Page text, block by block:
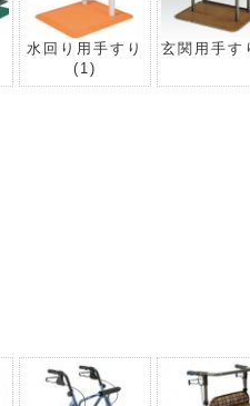
水回り用手すり
(1)
玄関用手す